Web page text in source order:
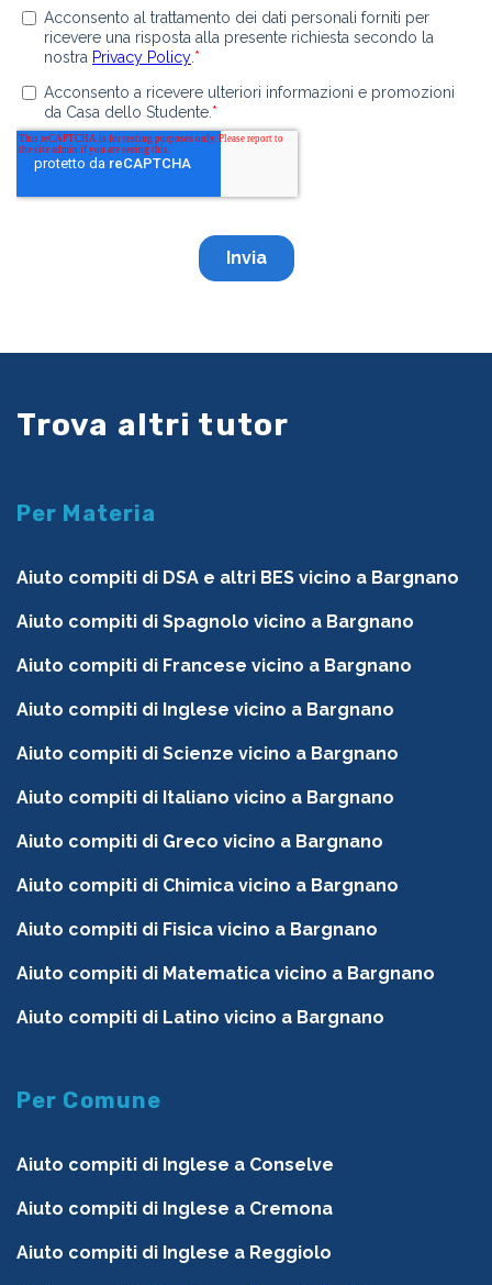
Trova altri tutor
Per Materia
Aiuto compiti di DSA e altri BES vicino a Bargnano
Aiuto compiti di Spagnolo vicino a Bargnano
Aiuto compiti di Francese vicino a Bargnano
Aiuto compiti di Inglese vicino a Bargnano
Aiuto compiti di Scienze vicino a Bargnano
Aiuto compiti di Italiano vicino a Bargnano
Aiuto compiti di Greco vicino a Bargnano
Aiuto compiti di Chimica vicino a Bargnano
Aiuto compiti di Fisica vicino a Bargnano
Aiuto compiti di Matematica vicino a Bargnano
Aiuto compiti di Latino vicino a Bargnano
Per Comune
Aiuto compiti di Inglese a Conselve
Aiuto compiti di Inglese a Cremona
Aiuto compiti di Inglese a Reggiolo